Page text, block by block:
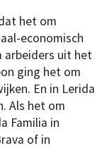
het om
economisch
arbeiders uit het
ging het om
En in Lerida
Als het om
Familia in
of in